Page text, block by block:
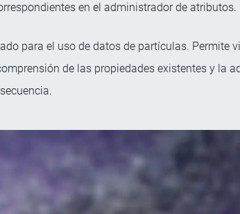
en el administrador de atributos.
para el uso de datos de partículas. Permite
de las propiedades existentes y la